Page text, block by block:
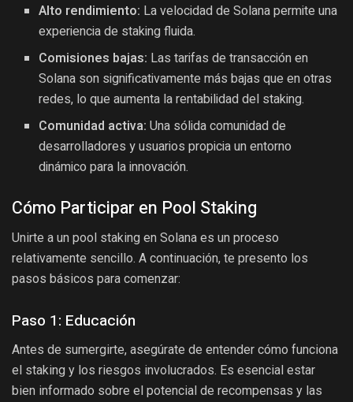
Alto rendimiento: La velocidad de Solana permite una
experiencia de staking fluida.
Comisiones bajas: Las tarifas de transacción en
Solana son significativamente más bajas que en otras
redes, lo que aumenta la rentabilidad del staking.
Comunidad activa: Una sólida comunidad de
desarrolladores y usuarios propicia un entorno
dinámico para la innovación.
Cómo Participar en Pool Staking
Unirte a un pool staking en Solana es un proceso
relativamente sencillo. A continuación, te presento los
pasos básicos para comenzar:
Paso 1: Educación
Antes de sumergirte, asegúrate de entender cómo funciona
el staking y los riesgos involucrados. Es esencial estar
bien informado sobre el potencial de recompensas y las